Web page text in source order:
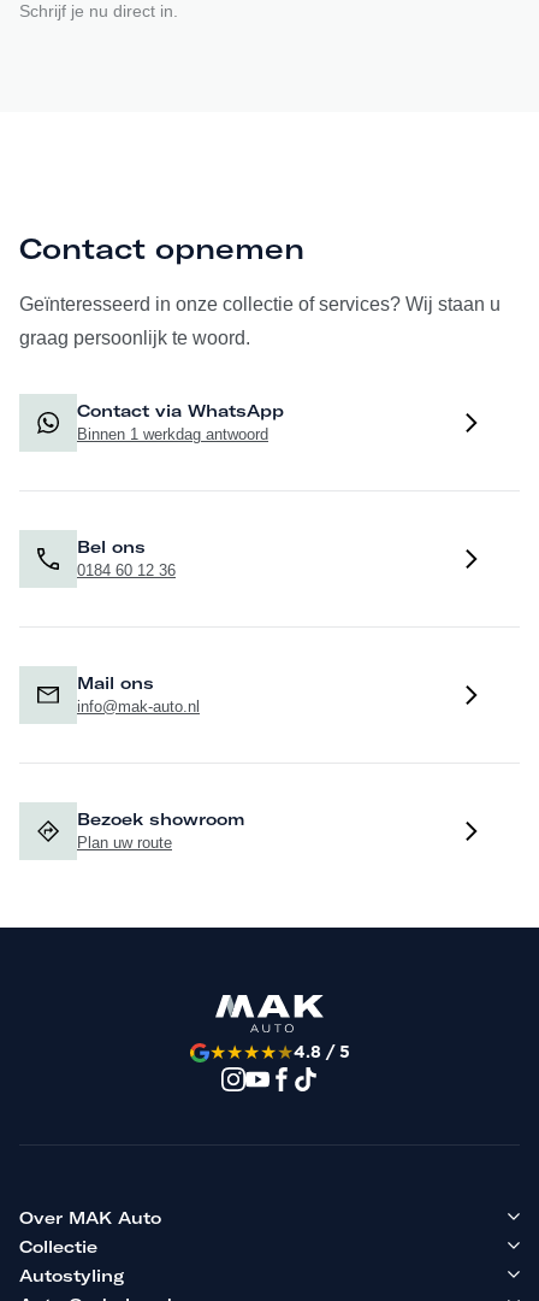
Schrijf je nu direct in.
Contact opnemen
Geïnteresseerd in onze collectie of services? Wij staan u
graag persoonlijk te woord.
Contact via WhatsApp
Binnen 1 werkdag antwoord
Bel ons
0184 60 12 36
Mail ons
info@mak-auto.nl
Bezoek showroom
Plan uw route
★★★★★4.8 / 5
Over MAK Auto
Collectie
Autostyling